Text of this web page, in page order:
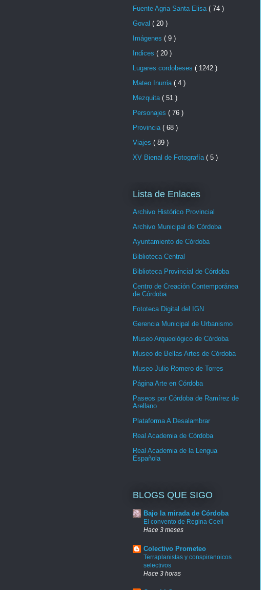
Fuente Agria Santa Elisa ( 74 )
Goval ( 20 )
Imágenes ( 9 )
Indices ( 20 )
Lugares cordobeses ( 1242 )
Mateo Inurria ( 4 )
Mezquita ( 51 )
Personajes ( 76 )
Provincia ( 68 )
Viajes ( 89 )
XV Bienal de Fotografía ( 5 )
Lista de Enlaces
Archivo Histórico Provincial
Archivo Municipal de Córdoba
Ayuntamiento de Córdoba
Biblioteca Central
Biblioteca Provincial de Córdoba
Centro de Creación Contemporánea
de Córdoba
Fototeca Digital del IGN
Gerencia Municipal de Urbanismo
Museo Arqueológico de Córdoba
Museo de Bellas Artes de Córdoba
Museo Julio Romero de Torres
Página Arte en Córdoba
Paseos por Córdoba de Ramírez de
Arellano
Plataforma A Desalambrar
Real Academia de Córdoba
Real Academia de la Lengua
Española
BLOGS QUE SIGO
Bajo la mirada de Córdoba
El convento de Regina Coeli
Hace 3 meses
Colectivo Prometeo
Terraplanistas y conspiranoicos
selectivos
Hace 3 horas